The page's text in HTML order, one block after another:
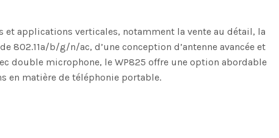
et applications verticales, notamment la vente au détail, la
b/g/n/ac, d’une conception d’antenne avancée et
double microphone, le WP825 offre une option abordable
en matière de téléphonie portable.